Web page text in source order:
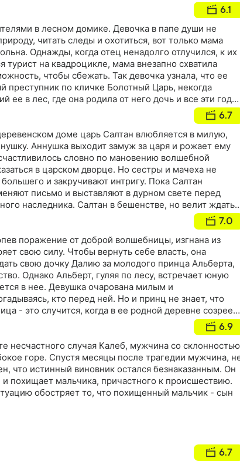
6.1
в лесном домике. Девочка в папе души не
читать следы и охотиться, вот только мама
Однажды, когда отец ненадолго отлучился, к их
на квадроцикле, мама внезапно схватила
чтобы сбежать. Так девочка узнала, что ее
преступник по кличке Болотный Царь, некогда
ее в лес, где она родила от него дочь и все эти годы
выросла и завела семью, но про то, что она
Царя, мужу не рассказала. Раскрыть свой
в детстве навыки и знания женщине приходится,
6.7
доме царь Салтан влюбляется в милую,
Аннушка выходит замуж за царя и рожает ему
словно по мановению волшебной
в царском дворце. Но сестры и мачеха не
и закручивают интригу. Пока Салтан
письмо и выставляют в дурном свете перед
наследника. Салтан в бешенстве, но велит ждать
с приказом снова подменяют. В результате
бочку и бросают в океан на верную погибель
7.0
поражение от доброй волшебницы, изгнана из
свою силу. Чтобы вернуть себе власть, она
свою дочку Далию за молодого принца Альберта,
Однако Альберт, гуляя по лесу, встречает юную
в нее. Девушка очарована милым и
кто перед ней. Но и принц не знает, что
- это случится, когда в ее родной деревне созреет
сыграть свадьбу с Далией. Но Ганка готова
без помощи волшебного яблока
6.9
несчастного случая Калеб, мужчина со склонностью
горе. Спустя месяцы после трагедии мужчина,
что истинный виновник остался безнаказанным. Он
и похищает мальчика, причастного к происшествию.
обостряет то, что похищенный мальчик - сын
6.7